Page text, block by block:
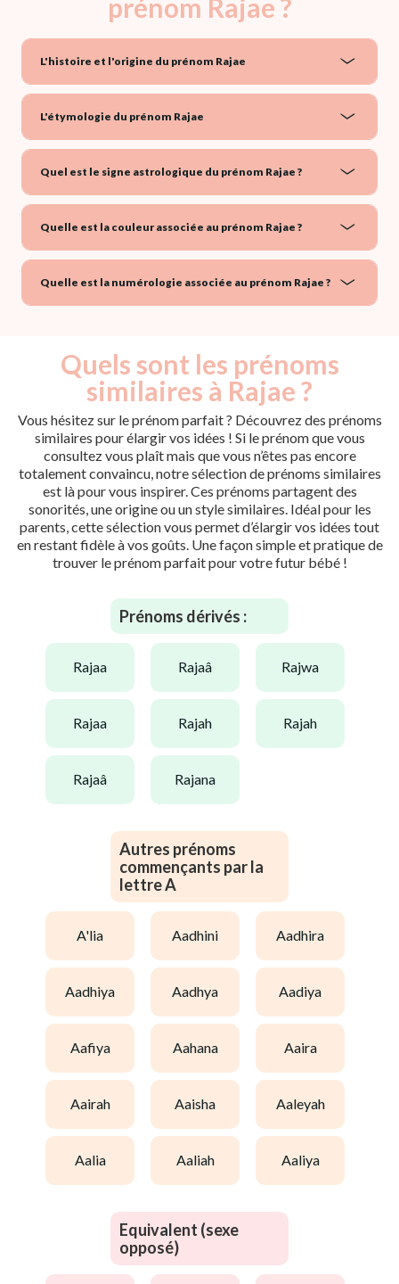
prénom Rajae ?
L'histoire et l'origine du prénom Rajae
L'étymologie du prénom Rajae
Quel est le signe astrologique du prénom Rajae ?
Quelle est la couleur associée au prénom Rajae ?
Quelle est la numérologie associée au prénom Rajae ?
Quels sont les prénoms
similaires à Rajae ?
Vous hésitez sur le prénom parfait ? Découvrez des prénoms
similaires pour élargir vos idées ! Si le prénom que vous
consultez vous plaît mais que vous n’êtes pas encore
totalement convaincu, notre sélection de prénoms similaires
est là pour vous inspirer. Ces prénoms partagent des
sonorités, une origine ou un style similaires. Idéal pour les
parents, cette sélection vous permet d’élargir vos idées tout
en restant fidèle à vos goûts. Une façon simple et pratique de
trouver le prénom parfait pour votre futur bébé !
Prénoms dérivés :
rajaa rajaâ rajwa
rajaa rajah rajah
rajaâ rajana
Autres prénoms
commençants par la
lettre A
a'lia aadhini aadhira
aadhiya aadhya aadiya
aafiya aahana aaira
aairah aaisha aaleyah
aalia aaliah aaliya
Equivalent (sexe
opposé)